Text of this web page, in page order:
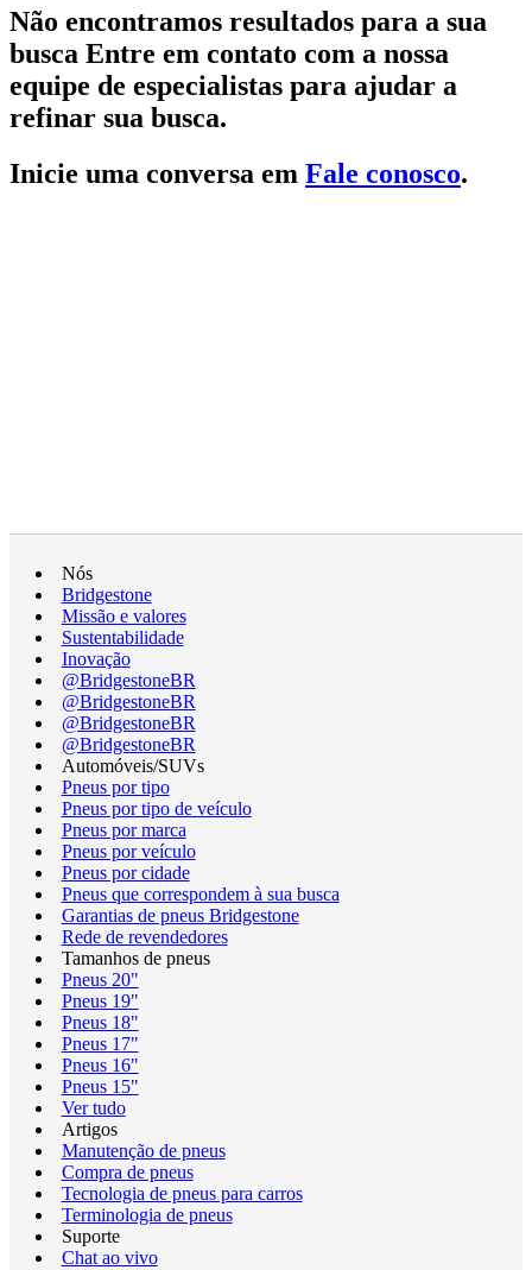
Não encontramos resultados para a sua
busca Entre em contato com a nossa
equipe de especialistas para ajudar a
refinar sua busca.
Inicie uma conversa em Fale conosco.
Nós
Bridgestone
Missão e valores
Sustentabilidade
Inovação
@BridgestoneBR
@BridgestoneBR
@BridgestoneBR
@BridgestoneBR
Automóveis/SUVs
Pneus por tipo
Pneus por tipo de veículo
Pneus por marca
Pneus por veículo
Pneus por cidade
Pneus que correspondem à sua busca
Garantias de pneus Bridgestone
Rede de revendedores
Tamanhos de pneus
Pneus 20"
Pneus 19"
Pneus 18"
Pneus 17"
Pneus 16"
Pneus 15"
Ver tudo
Artigos
Manutenção de pneus
Compra de pneus
Tecnologia de pneus para carros
Terminologia de pneus
Suporte
Chat ao vivo